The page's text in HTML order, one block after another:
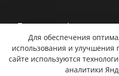
Политика
Согласие на обработку
Вся представленная на сайте
офертой и не служит для
Для обеспечения
использования и улучшения
сайте используются
аналитики